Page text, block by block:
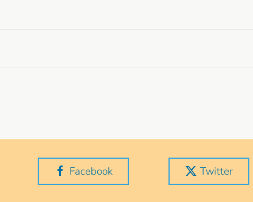
Facebook Twitter